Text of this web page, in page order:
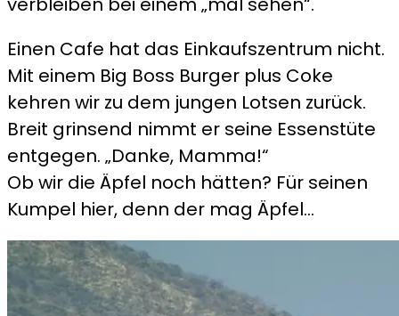
Einen Cafe hat das Einkaufszentrum nicht.
Mit einem Big Boss Burger plus Coke
kehren wir zu dem jungen Lotsen zurück.
Breit grinsend nimmt er seine Essenstüte
entgegen. „Danke, Mamma!“
Ob wir die Äpfel noch hätten? Für seinen
Kumpel hier, denn der mag Äpfel…